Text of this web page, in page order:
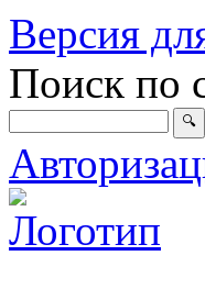
Версия
Поиск по